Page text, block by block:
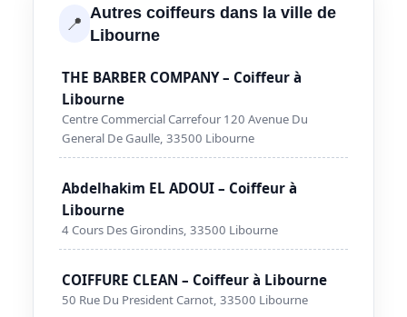
📍 Autres coiffeurs dans la ville de
Libourne
THE BARBER COMPANY – Coiffeur à
Libourne
Centre Commercial Carrefour 120 Avenue Du
General De Gaulle, 33500 Libourne
Abdelhakim EL ADOUI – Coiffeur à
Libourne
4 Cours Des Girondins, 33500 Libourne
COIFFURE CLEAN – Coiffeur à Libourne
50 Rue Du President Carnot, 33500 Libourne